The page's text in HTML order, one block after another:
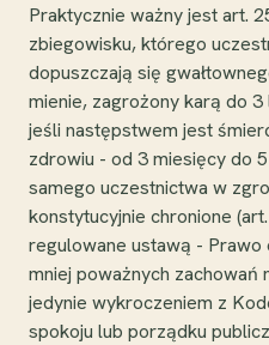
Praktycznie ważny jest art.
zbiegowisku, którego
dopuszczają się
mienie, zagrożony karą do
jeśli następstwem jest
zdrowiu - od 3 miesięcy do
samego uczestnictwa w
konstytucyjnie chronione
regulowane ustawą - Prawo
mniej poważnych
jedynie wykroczeniem z
spokoju lub porządku